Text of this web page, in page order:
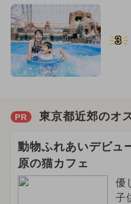
3
PR 東京都近郊のオ
動物ふれあいデビュ
原の猫カフェ
優
子